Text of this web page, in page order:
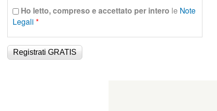
Ho letto, compreso e accettato per intero le Note
Legali *